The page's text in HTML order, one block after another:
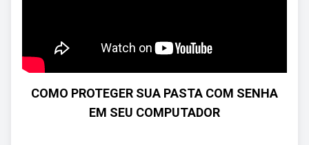
COMO PROTEGER SUA PASTA COM SENHA
EM SEU COMPUTADOR